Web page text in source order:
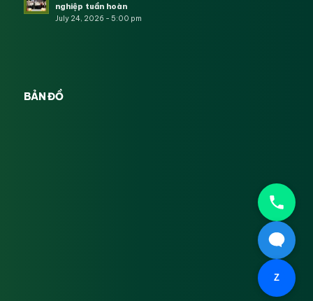
nghiệp tuần hoàn
July 24, 2026 - 5:00 pm
BẢN ĐỒ
Z